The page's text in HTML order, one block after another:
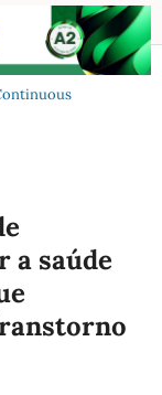
a saúde